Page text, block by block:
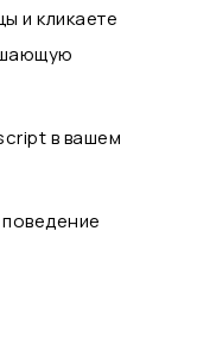
и кликаете
в вашем